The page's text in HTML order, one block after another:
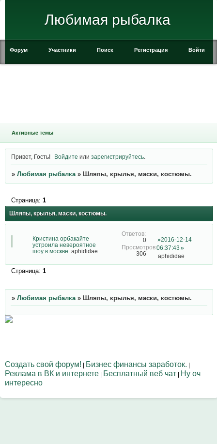
Любимая рыбалка
Форум Участники Поиск Регистрация Войти
Активные темы
Привет, Гость! Войдите илизарегистрируйтесь
» Любимая рыбалка » Шляпы, крылья, маски, костюмы.
Шляпы, крылья, маски, костюмы.
Страница: 1
Кристина орбакайте
устроила невероятное
шоу в москве aphididae
0
306
2016-12-14
06:37:43
aphididae
Страница: 1
» Любимая рыбалка » Шляпы, крылья, маски, костюмы.
Создать свой форум! Бизнес финансы заработок.
Реклама в ВК и интернете Бесплатный веб чат Ну оч
интересно